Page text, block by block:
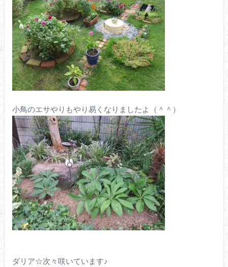
小鳥のエサやりもやり易くなりましたよ（＾＾）
ダリア☆次々咲いています♪